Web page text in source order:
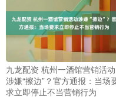
九龙配资 杭州一酒馆营销活动
涉嫌“擦边”？官方通报：当场
求立即停止不当营销行为